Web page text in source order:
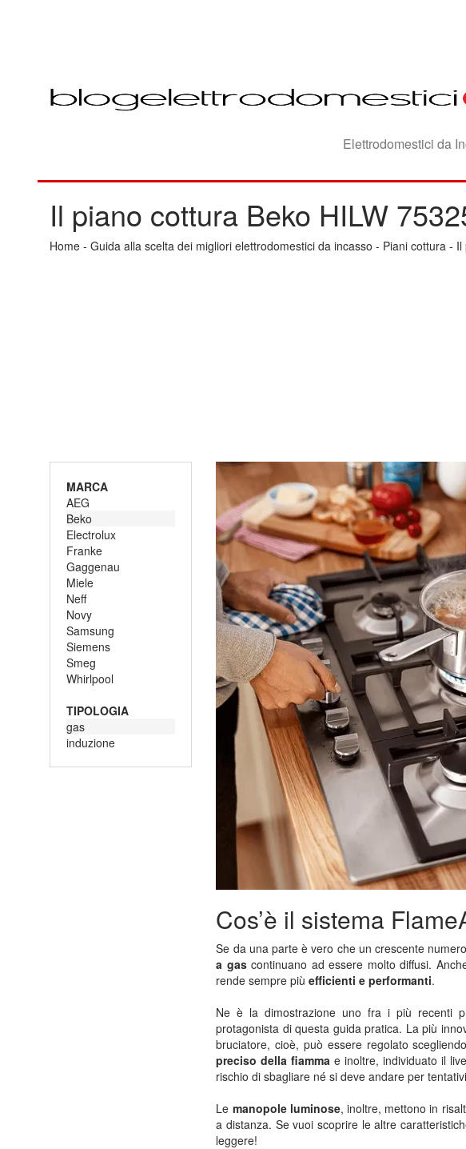
Elettrodomestici da
Il piano cottura Beko HILW
Home - Guida alla scelta dei migliori elettrodomestici da incasso - Piani cottura - Il
MARCA
AEG
Beko
Electrolux
Franke
Gaggenau
Miele
Neff
Novy
Samsung
Siemens
Smeg
Whirlpool
TIPOLOGIA
gas
induzione
Cos’è il sistema
Se da una parte è vero che un crescente
a gascontinuano ad essere molto diffusi.
rende sempre piùefficienti e performanti.
Ne è la dimostrazione uno fra i più recenti
protagonista di questa guida pratica. La più
bruciatore, cioè, può essere regolato
preciso della fiamma e inoltre, individuato il
rischio di sbagliare né si deve andare per
Le manopole luminose, inoltre, mettono in
a distanza. Se vuoi scoprire le altre
leggere!